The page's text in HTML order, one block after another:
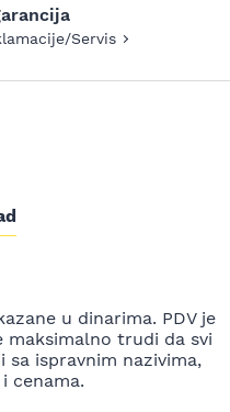
Servis
u dinarima. PDV je
maksimalno trudi da svi
ispravnim nazivima,
cenama.